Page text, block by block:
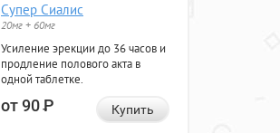
Супер Сиалис
20мг + 60мг
Усиление эрекции до 36 часов и
продление полового акта в
одной таблетке.
от 90Р Купить